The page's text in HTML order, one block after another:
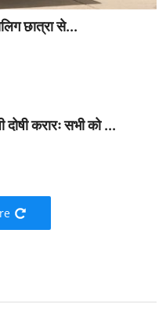
छात्रा से...
करारः सभी को ...